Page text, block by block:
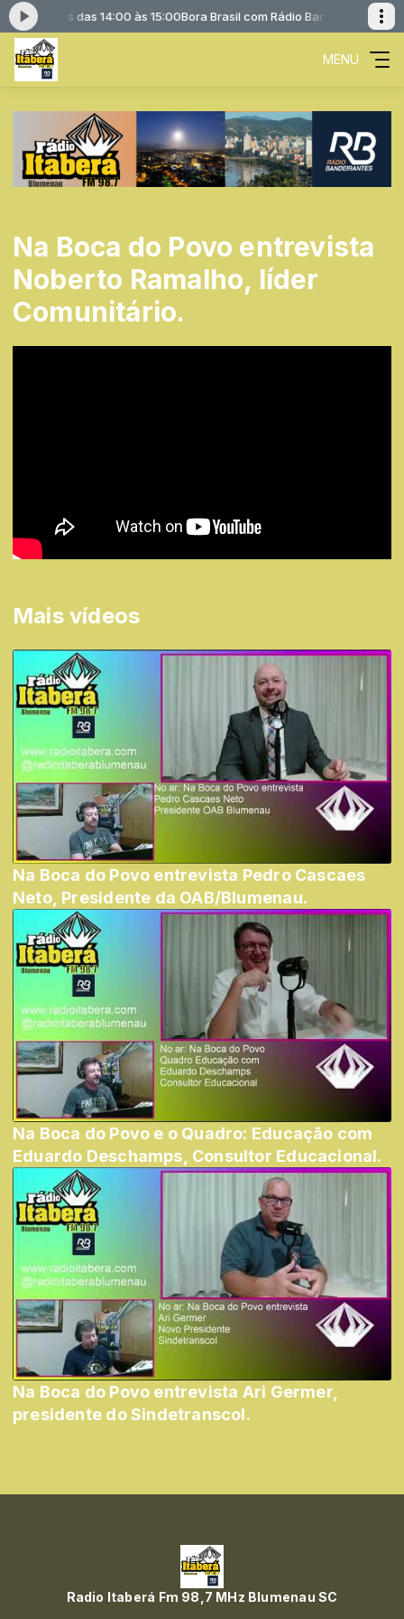
das 14:00 às 15:00Bora Brasil com Rádio Bandeirantes das
MENU
Na Boca do Povo entrevista
Noberto Ramalho, líder
Comunitário.
Mais vídeos
Na Boca do Povo entrevista Pedro Cascaes
Neto, Presidente da OAB/Blumenau.
Na Boca do Povo e o Quadro: Educação com
Eduardo Deschamps, Consultor Educacional.
Na Boca do Povo entrevista Ari Germer,
presidente do Sindetranscol.
Radio Itaberá Fm 98,7 MHz Blumenau SC